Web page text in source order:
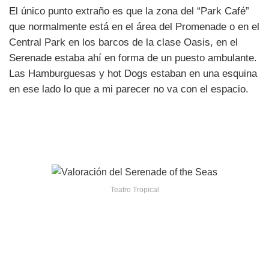
El único punto extraño es que la zona del “Park Café”
que normalmente está en el área del Promenade o en el
Central Park en los barcos de la clase Oasis, en el
Serenade estaba ahí en forma de un puesto ambulante.
Las Hamburguesas y hot Dogs estaban en una esquina
en ese lado lo que a mi parecer no va con el espacio.
Teatro Tropical